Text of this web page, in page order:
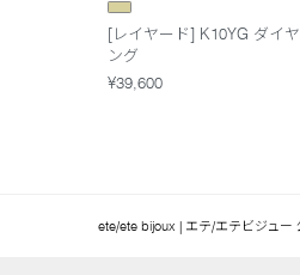
[レイヤード] K10YG ダイ
ング
¥39,600
ete/ete bijoux | エテ/エテビジュー